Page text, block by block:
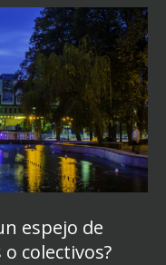
espejo de
colectivos?